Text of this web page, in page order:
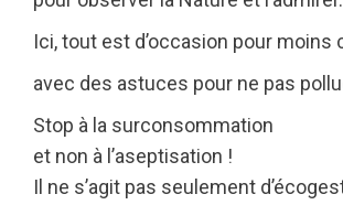
Ici, tout est d’occasion pour moins
avec des astuces pour ne pas
Stop à la surconsommation
et non à l’aseptisation !
Il ne s’agit pas seulement